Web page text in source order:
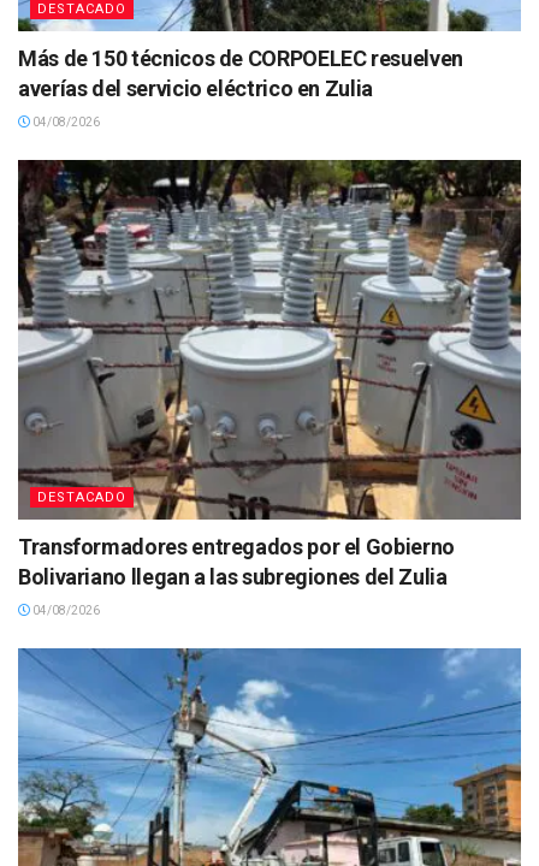
DESTACADO
Más de 150 técnicos de CORPOELEC resuelven
averías del servicio eléctrico en Zulia
04/08/2026
DESTACADO
Transformadores entregados por el Gobierno
Bolivariano llegan a las subregiones del Zulia
04/08/2026